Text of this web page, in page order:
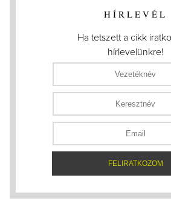
HÍRLEVÉL
Ha tetszett a cikk
hírlevelünkre!